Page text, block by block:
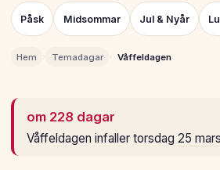
Påsk Midsommar Jul & Nyår
Hem Temadagar Våffeldagen
om 228 dagar
Våffeldagen infaller torsdag 25 mars